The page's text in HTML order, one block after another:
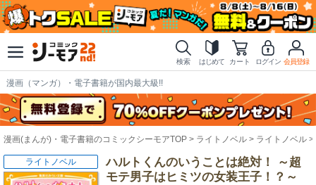
検索 はじめて カート ログイン 会員登録
漫画（マンガ）・電子書籍が国内最大級!!
漫画(まんが)・電子書籍のコミックシーモアTOP ライトノベル ライトノベル
ハルトくんのいうことは絶対！ ～超
モテ男子はヒミツの女装王子！？～
ライトノベル